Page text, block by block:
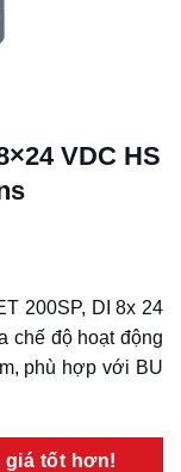
VDC HS
200SP, DI 8x 24
chế độ hoạt động
phù hợp với BU
giá tốt hơn!